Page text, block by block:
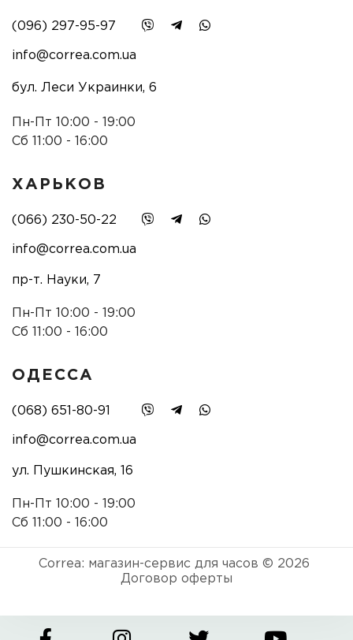
(096) 297-95-97
info@correa.com.ua
бул. Леси Украинки, 6
Пн-Пт 10:00 - 19:00
Сб 11:00 - 16:00
ХАРЬКОВ
(066) 230-50-22
info@correa.com.ua
пр-т. Науки, 7
Пн-Пт 10:00 - 19:00
Сб 11:00 - 16:00
ОДЕССА
(068) 651-80-91
info@correa.com.ua
ул. Пушкинская, 16
Пн-Пт 10:00 - 19:00
Сб 11:00 - 16:00
Correa: магазин-сервис для часов © 2026
Договор оферты